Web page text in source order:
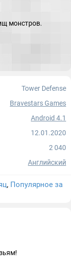
монстров.
Tower Defense
Bravestars Games
Android 4.1
12.01.2020
2 040
Английский
, Популярное за